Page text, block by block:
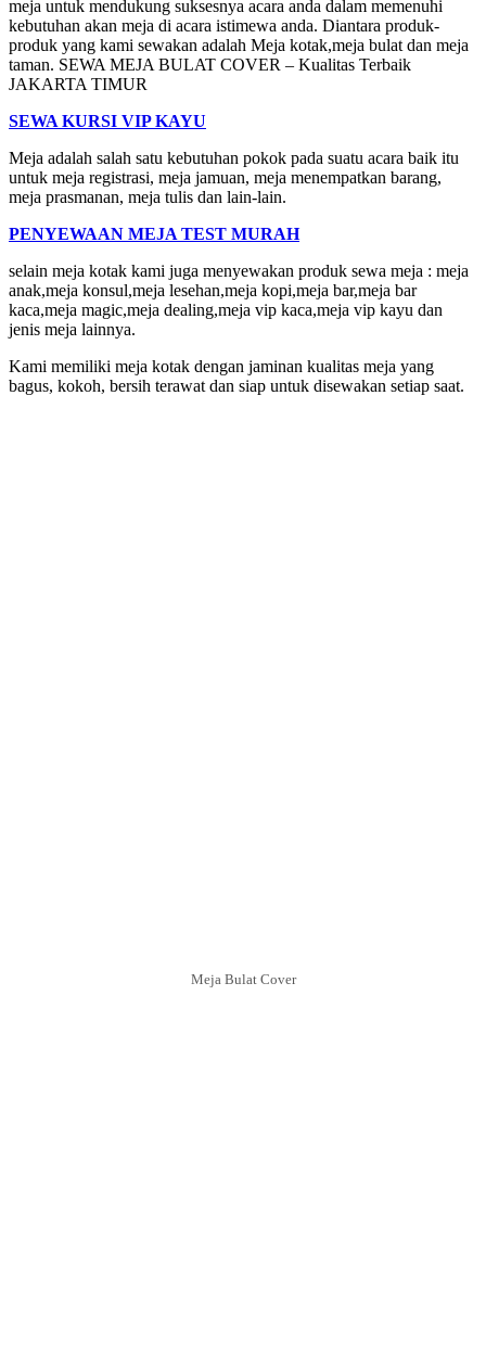
meja untuk mendukung suksesnya acara anda dalam memenuhi
kebutuhan akan meja di acara istimewa anda. Diantara produk-
produk yang kami sewakan adalah Meja kotak,meja bulat dan meja
taman. SEWA MEJA BULAT COVER – Kualitas Terbaik
JAKARTA TIMUR
SEWA KURSI VIP KAYU
Meja adalah salah satu kebutuhan pokok pada suatu acara baik itu
untuk meja registrasi, meja jamuan, meja menempatkan barang,
meja prasmanan, meja tulis dan lain-lain.
PENYEWAAN MEJA TEST MURAH
selain meja kotak kami juga menyewakan produk sewa meja : meja
anak,meja konsul,meja lesehan,meja kopi,meja bar,meja bar
kaca,meja magic,meja dealing,meja vip kaca,meja vip kayu dan
jenis meja lainnya.
Kami memiliki meja kotak dengan jaminan kualitas meja yang
bagus, kokoh, bersih terawat dan siap untuk disewakan setiap saat.
Meja Bulat Cover